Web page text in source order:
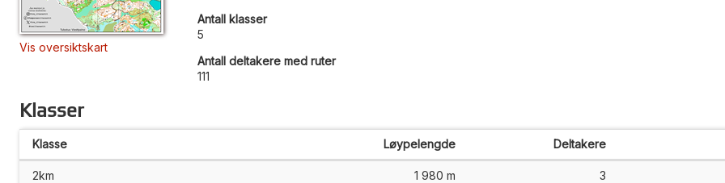
Vis oversiktskart
Antall klasser
5
Antall deltakere med ruter
111
Klasser
Klasse Løypelengde Deltakere
2km 1 980 m 3